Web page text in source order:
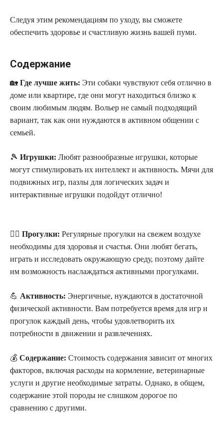
Следуя этим рекомендациям по уходу, вы сможете
обеспечить здоровье и счастливую жизнь вашей пуми.
Содержание
🏡 Где лучше жить: Эти собаки чувствуют себя отлично в
доме или квартире, где они могут находиться близко к
своим любимым людям. Вольер не самый подходящий
вариант, так как они нуждаются в активном общении с
семьей.
🎾 Игрушки: Любят разнообразные игрушки, которые
могут стимулировать их интеллект и активность. Мячи для
подвижных игр, пазлы для логических задач и
интерактивные игрушки подойдут отлично!
🚶‍♂️ Прогулки: Регулярные прогулки на свежем воздухе
необходимы для здоровья и счастья. Они любят бегать,
играть и исследовать окружающую среду, поэтому дайте
им возможность наслаждаться активными прогулками.
💪 Активность: Энергичные, нуждаются в достаточной
физической активности. Вам потребуется время для игр и
прогулок каждый день, чтобы удовлетворить их
потребности в движении и развлечениях.
💰 Содержание: Стоимость содержания зависит от многих
факторов, включая расходы на кормление, ветеринарные
услуги и другие необходимые затраты. Однако, в общем,
содержание этой породы не слишком дорогое по
сравнению с другими.